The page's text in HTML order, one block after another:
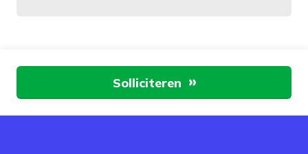
Aan de slagSolliciteren